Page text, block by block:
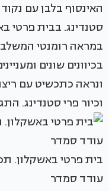
האינסוף בלבן עם
סטנדינג. בבית פרטי
במראה רומנטי המשלב
בכיוונים שונים
ונראה כתכשיט עם
וכיור פרי סטנדינג.
בית פרטי באשקלון.
עודד סמדר